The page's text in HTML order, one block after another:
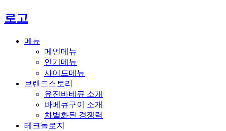
로고
메뉴
메인메뉴
인기메뉴
사이드메뉴
브랜드스토리
유진바베큐 소개
바베큐구이 소개
차별화된 경쟁력
테크놀로지